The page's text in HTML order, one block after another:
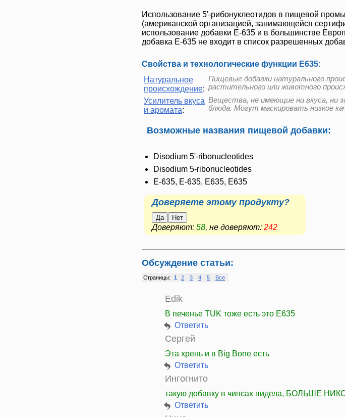
Использование 5'-рибонуклеотидов в пищевой
(американской организацией, занимающейся
использование добавки Е-635 и в большинстве
добавка Е-635 не входит в список разрешенных
Свойства и технологические функции Е635:
Натуральное
происхождение:
Пищевые добавки натурального
растительного или животного
Усилитель вкуса
и аромата:
Вещества, не имеющие ни вкуса, ни
блюда. Могут маскировать низкое
Возможные названия пищевой добавки:
Disodium 5'-ribonucleotides
Disodium 5-ribonucleotides
E-635, Е-635, Е635, E635
Доверяете этому продукту?
Да Нет
Доверяют: 58, не доверяют: 242
Обсуждение статьи:
Страницы: 1 2 3 4 5 Все
Edik
В печенье TUK тоже есть это E635
Ответить
Сергей
Эта хрень и в Big Bone есть
Ответить
Ингогнито
такую добавку в чипсах видела, БОЛЬШЕ
Ответить